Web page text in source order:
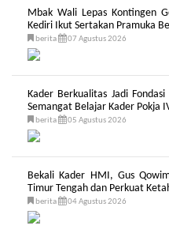
Mbak Wali Lepas Kontingen
Kediri Ikut Sertakan Pramuka
berita 07 Agustus 2026
Kader Berkualitas Jadi
Semangat Belajar Kader Pokja
berita 05 Agustus 2026
Bekali Kader HMI, Gus
Timur Tengah dan Perkuat
berita 04 Agustus 2026